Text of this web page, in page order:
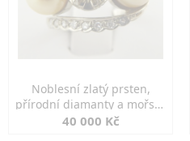
Noblesní zlatý prsten,
přírodní diamanty a mořské
perly
40 000 Kč